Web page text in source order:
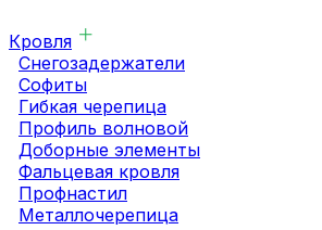
Кровля
Снегозадержатели
Софиты
Гибкая черепица
Профиль волновой
Доборные элементы
Фальцевая кровля
Профнастил
Металлочерепица